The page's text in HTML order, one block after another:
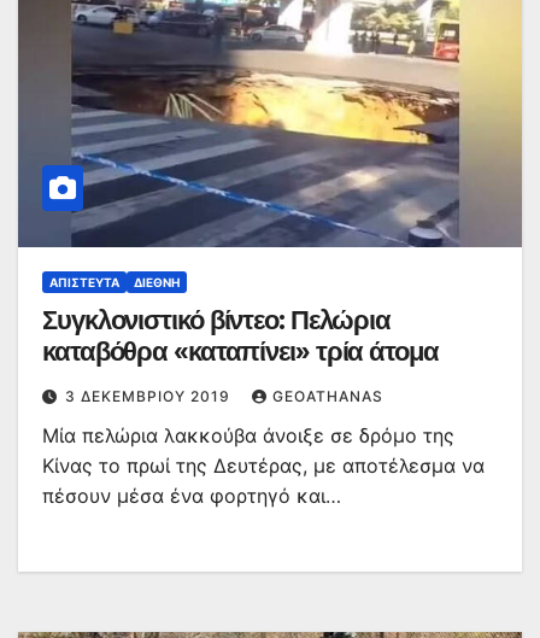
ΑΠΊΣΤΕΥΤΑ ΔΙΕΘΝΉ
Συγκλονιστικό βίντεο: Πελώρια
καταβόθρα «καταπίνει» τρία άτομα
3 ΔΕΚΕΜΒΡΊΟΥ 2019 GEOATHANAS
Μία πελώρια λακκούβα άνοιξε σε δρόμο της
Κίνας το πρωί της Δευτέρας, με αποτέλεσμα να
πέσουν μέσα ένα φορτηγό και…